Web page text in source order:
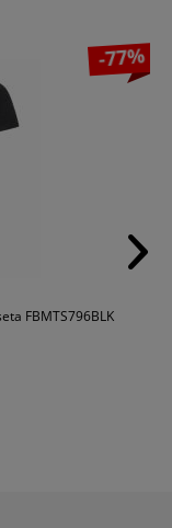
-77%
FBMTS796BLK